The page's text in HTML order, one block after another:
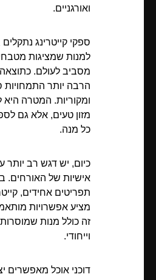
ואורגניים.
ספקי קייטרינג
למנות שמציגות
מסביב לעולם.
הרבה יותר התמחויות
ומקוריות. המטרה היא
מזון טעים, אלא גם
כל מנה.
כיום, יש דגש רב יותר
אישיות של האורחים.
תפריטים אחידים,
מציע אפשרויות
זה כולל מנות שמוסרות
וייחודי.
דוכני אוכל מאפשרים